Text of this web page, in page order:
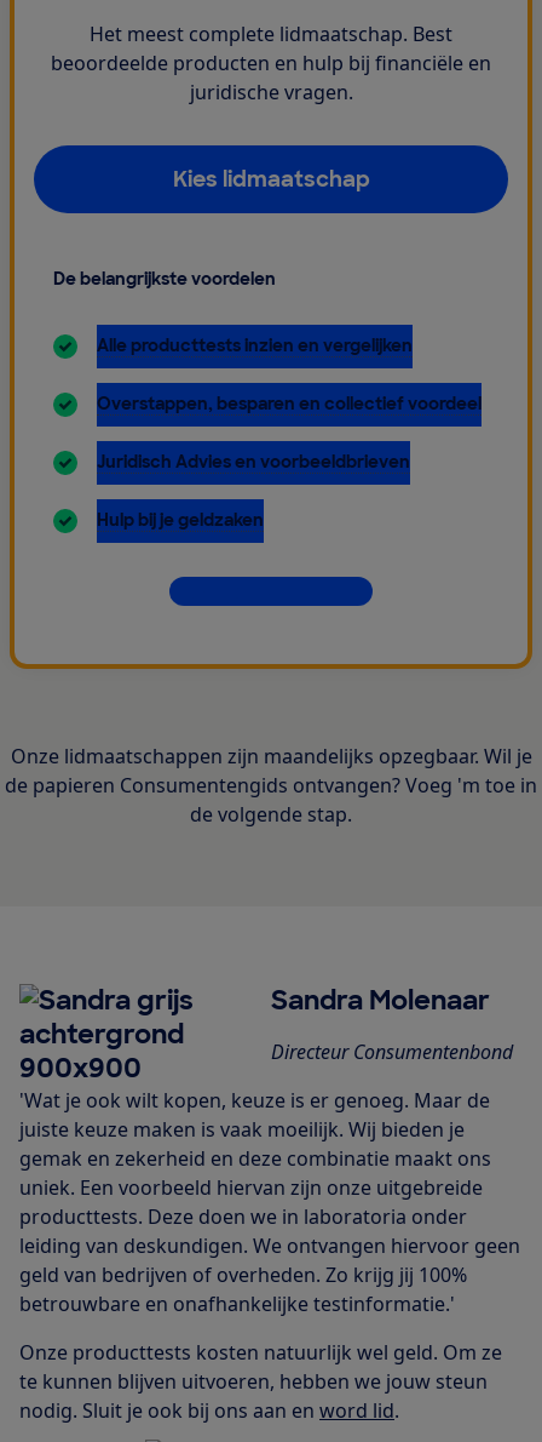
Het meest complete lidmaatschap. Best
beoordeelde producten en hulp bij financiële en
juridische vragen.
Kies lidmaatschap
De belangrijkste voordelen
inbegrepen:
Alle producttests inzien en vergelijken
inbegrepen:
Overstappen, besparen en collectief voordeel
inbegrepen:
Juridisch Advies en voorbeeldbrieven
inbegrepen:
Hulp bij je geldzaken
Dit krijg je allemaal
Onze lidmaatschappen zijn maandelijks opzegbaar. Wil je
de papieren Consumentengids ontvangen? Voeg 'm toe in
de volgende stap.
Sandra Molenaar
Directeur Consumentenbond
'Wat je ook wilt kopen, keuze is er genoeg. Maar de
juiste keuze maken is vaak moeilijk. Wij bieden je
gemak en zekerheid en deze combinatie maakt ons
uniek. Een voorbeeld hiervan zijn onze uitgebreide
producttests. Deze doen we in laboratoria onder
leiding van deskundigen. We ontvangen hiervoor geen
geld van bedrijven of overheden. Zo krijg jij 100%
betrouwbare en onafhankelijke testinformatie.'
Onze producttests kosten natuurlijk wel geld. Om ze
te kunnen blijven uitvoeren, hebben we jouw steun
nodig. Sluit je ook bij ons aan en word lid.